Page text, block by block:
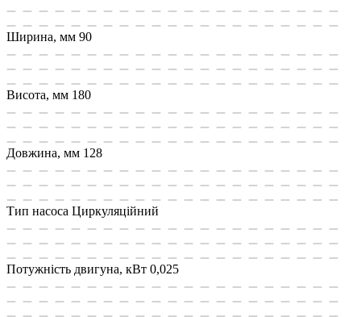
Ширина, мм 90
Висота, мм 180
Довжина, мм 128
Тип насоса Циркуляційний
Потужність двигуна, кВт 0,025